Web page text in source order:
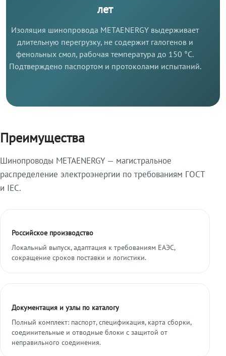
лет
Изоляция шинопровода METAENERGY выдерживает
длительную перегрузку, не содержит галогенов и
фенольных смол, рабочая температура до 150 °C.
Подтверждено паспортом и протоколами испытаний.
Преимущества
Шинопроводы METAENERGY — магистральное
распределение электроэнергии по требованиям ГОСТ
и IEC.
Российское производство
Локальный выпуск, адаптация к требованиям ЕАЭС,
сокращение сроков поставки и логистики.
Документация и узлы по каталогу
Полный комплект: паспорт, спецификация, карта сборки,
соединительные и отводные блоки с защитой от
неправильного соединения.